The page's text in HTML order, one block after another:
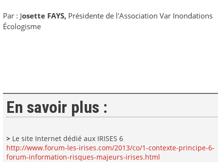
Par : Josette FAYS, Présidente de l'Association Var Inondations
Écologisme
En savoir plus :
>Le site Internet dédié aux IRISES 6
http://www.forum-les-irises.com/2013/co/1-contexte-principe-6-
forum-information-risques-majeurs-irises.html